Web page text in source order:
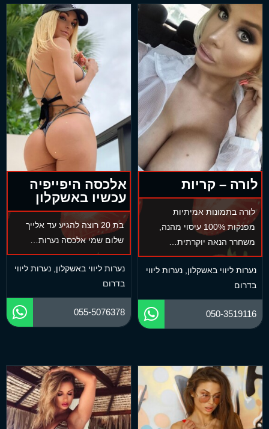
לורה – קריות
לורה בתמונות אמיתיות
מפנקות 100% עיסוי מהנה,
משחרר הנאה יוקרתית…
נערות ליווי באשקלון נערות ליווי
בדרום
050-3519116
אלכסה היפייפיה
עכשיו באשקלון
בת 20 רוצה להגיע עד אלייך
שלום שמי אלכסה נערות…
נערות ליווי באשקלון נערות ליווי
בדרום
055-5076378